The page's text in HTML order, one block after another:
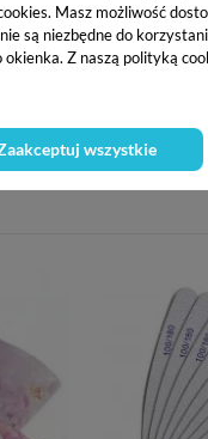
Masz możliwość
są niezbędne do
Z naszą polityką
wszystkie